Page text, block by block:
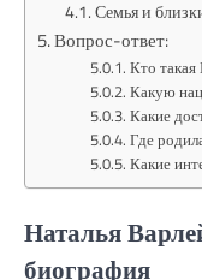
Семья и
Вопрос-ответ:
Кто такая
Какую
Какие
Где
Какие
Наталья
биография